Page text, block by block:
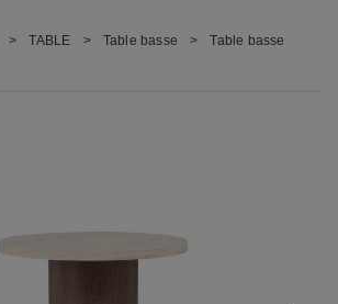
> TABLE > Table basse >
Table basse